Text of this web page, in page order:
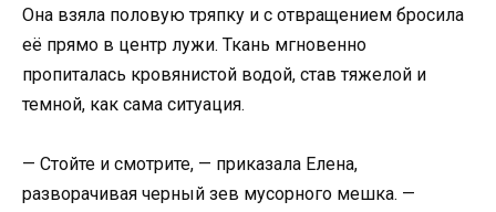
Она взяла половую тряпку и с отвращением бросила
её прямо в центр лужи. Ткань мгновенно
пропиталась кровянистой водой, став тяжелой и
темной, как сама ситуация.
— Стойте и смотрите, — приказала Елена,
разворачивая черный зев мусорного мешка. —